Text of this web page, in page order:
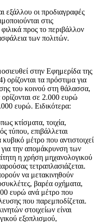
εξάλλου οι προδιαγραφές
στις
προς το περιβάλλον
των πολιτών.
στην Εφημερίδα της
τα πρόστιμα για
του κοινού στη θάλασσα,
ορίζονται σε 2.000 ευρώ
ευρώ. Ειδικότερα:
κτίσματα, τοιχία,
τύπου, επιβάλλεται
μέτρο που αντιστοιχεί
την απομάκρυνση των
η χρήση μηχανολογικού
τετραπλασιάζεται.
να μετακινηθούν
βαρέα οχήματα,
ευρώ ανά μέτρο που
που παρεμποδίζεται.
στοιχείων είναι
εξοπλισμού,